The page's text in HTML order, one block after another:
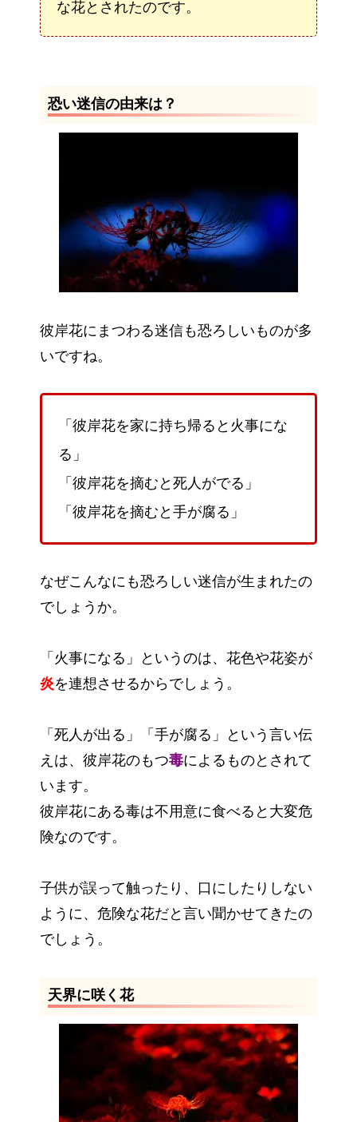
な花とされたのです。
恐い迷信の由来は？
彼岸花にまつわる迷信も恐ろしいものが多
いですね。
「彼岸花を家に持ち帰ると火事にな
る」
「彼岸花を摘むと死人がでる」
「彼岸花を摘むと手が腐る」
なぜこんなにも恐ろしい迷信が生まれたの
でしょうか。
「火事になる」というのは、花色や花姿が
炎を連想させるからでしょう。
「死人が出る」「手が腐る」という言い伝
えは、彼岸花のもつ毒によるものとされて
います。
彼岸花にある毒は不用意に食べると大変危
険なのです。
子供が誤って触ったり、口にしたりしない
ように、危険な花だと言い聞かせてきたの
でしょう。
天界に咲く花